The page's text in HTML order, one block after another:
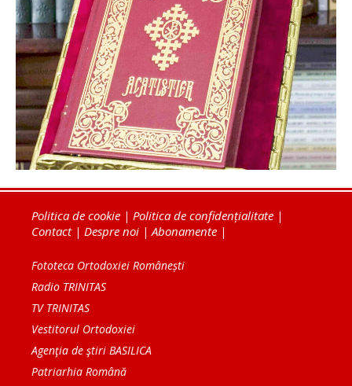
Politica de cookie | Politica de confidențialitate |
Contact| Despre noi | Abonamente |
Fototeca Ortodoxiei Românești
Radio TRINITAS
TV TRINITAS
Vestitorul Ortodoxiei
Agenţia de ştiri BASILICA
Patriarhia Română